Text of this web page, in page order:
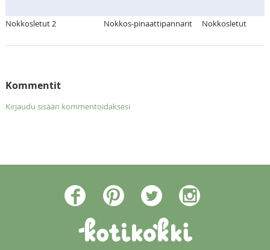
Nokkosletut 2 Nokkos-pinaattipannarit Nokkosletut
Kommentit
Kirjaudu sisään kommentoidaksesi